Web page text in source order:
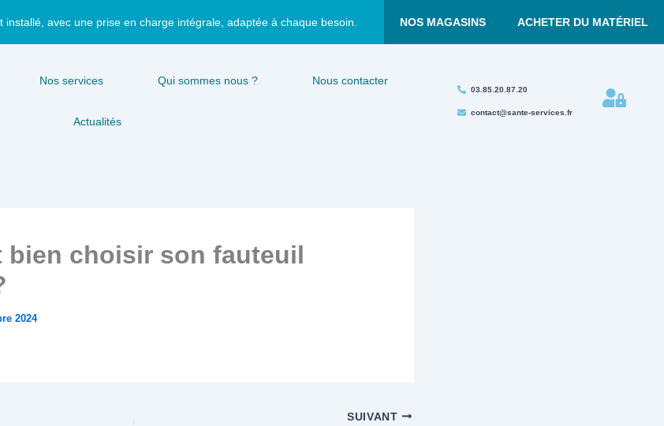
avec une prise en charge intégrale, adaptée à chaque besoin. NOS MAGASINS ACHETER DU MATÉRIEL
Nos services Qui sommes nous ? Nous contacter
Actualités
03.85.20.87.20
contact@sante-services.fr
bien choisir son fauteuil
2024
SUIVANT